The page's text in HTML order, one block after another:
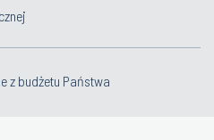
z budżetu Państwa